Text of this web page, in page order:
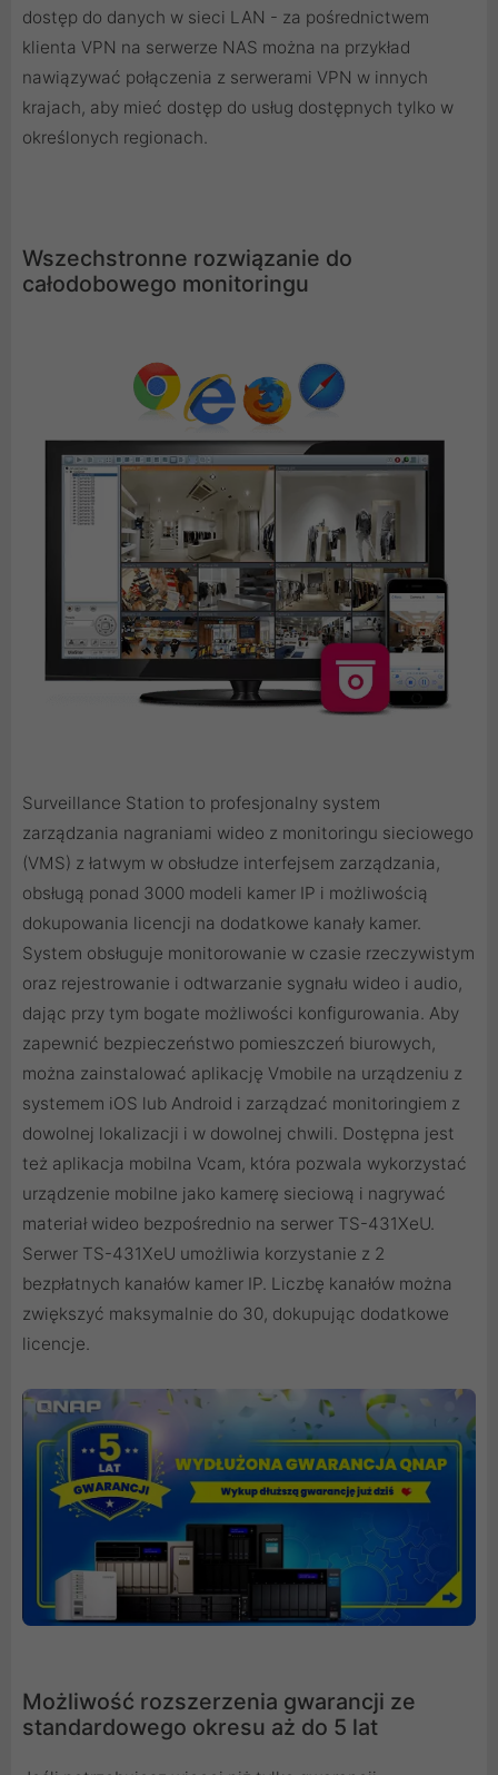
dostęp do danych w sieci LAN - za pośrednictwem
klienta VPN na serwerze NAS można na przykład
nawiązywać połączenia z serwerami VPN w innych
krajach, aby mieć dostęp do usług dostępnych tylko w
określonych regionach.
Wszechstronne rozwiązanie do
całodobowego monitoringu
Surveillance Station to profesjonalny system
zarządzania nagraniami wideo z monitoringu sieciowego
(VMS) z łatwym w obsłudze interfejsem zarządzania,
obsługą ponad 3000 modeli kamer IP i możliwością
dokupowania licencji na dodatkowe kanały kamer.
System obsługuje monitorowanie w czasie rzeczywistym
oraz rejestrowanie i odtwarzanie sygnału wideo i audio,
dając przy tym bogate możliwości konfigurowania. Aby
zapewnić bezpieczeństwo pomieszczeń biurowych,
można zainstalować aplikację Vmobile na urządzeniu z
systemem iOS lub Android i zarządzać monitoringiem z
dowolnej lokalizacji i w dowolnej chwili. Dostępna jest
też aplikacja mobilna Vcam, która pozwala wykorzystać
urządzenie mobilne jako kamerę sieciową i nagrywać
materiał wideo bezpośrednio na serwer TS-431XeU.
Serwer TS-431XeU umożliwia korzystanie z 2
bezpłatnych kanałów kamer IP. Liczbę kanałów można
zwiększyć maksymalnie do 30, dokupując dodatkowe
licencje.
Możliwość rozszerzenia gwarancji ze
standardowego okresu aż do 5 lat